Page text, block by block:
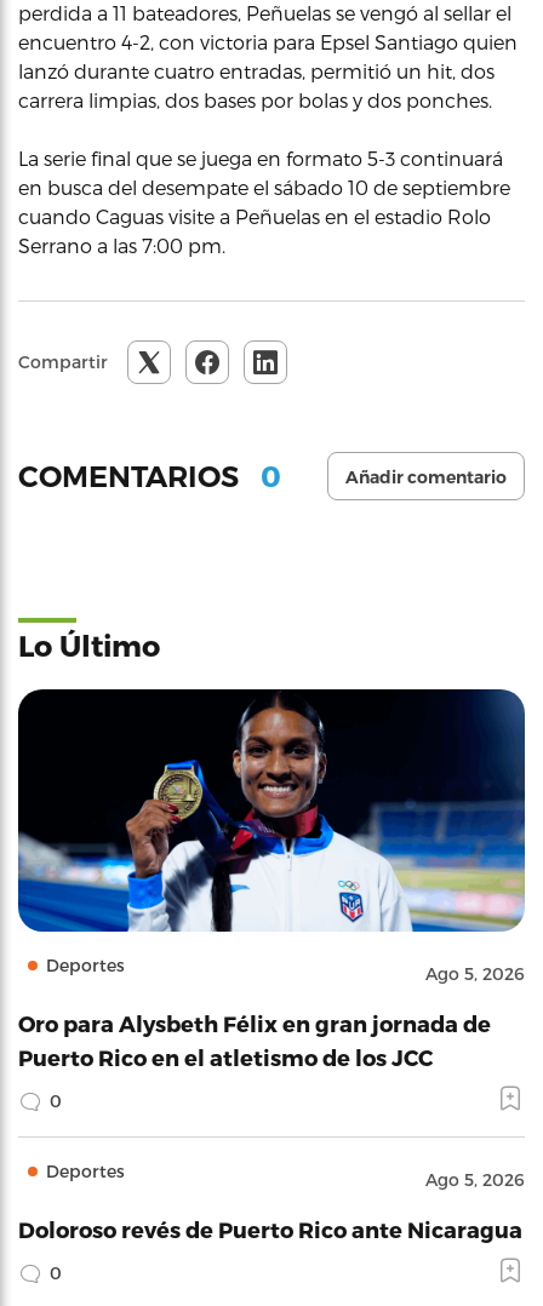
perdida a 11 bateadores, Peñuelas se vengó al sellar el
encuentro 4-2, con victoria para Epsel Santiago quien
lanzó durante cuatro entradas, permitió un hit, dos
carrera limpias, dos bases por bolas y dos ponches.
La serie final que se juega en formato 5-3 continuará
en busca del desempate el sábado 10 de septiembre
cuando Caguas visite a Peñuelas en el estadio Rolo
Serrano a las 7:00 pm.
Compartir
COMENTARIOS 0 Añadir comentario
Lo Último
Deportes Ago 5, 2026
Oro para Alysbeth Félix en gran jornada de
Puerto Rico en el atletismo de los JCC
0
Deportes Ago 5, 2026
Doloroso revés de Puerto Rico ante Nicaragua
0